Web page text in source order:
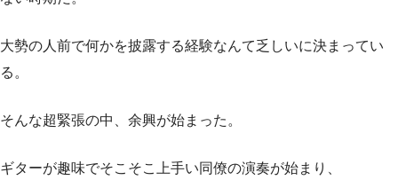
大勢の人前で何かを披露する経験なんて乏しいに決まってい
る。
そんな超緊張の中、余興が始まった。
ギターが趣味でそこそこ上手い同僚の演奏が始まり、